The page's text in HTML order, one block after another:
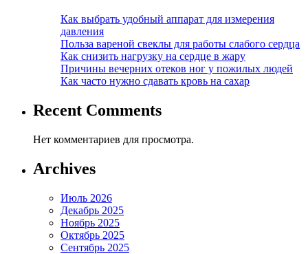
Как выбрать удобный аппарат для измерения
давления
Польза вареной свеклы для работы слабого сердца
Как снизить нагрузку на сердце в жару
Причины вечерних отеков ног у пожилых людей
Как часто нужно сдавать кровь на сахар
Recent Comments
Нет комментариев для просмотра.
Archives
Июль 2026
Декабрь 2025
Ноябрь 2025
Октябрь 2025
Сентябрь 2025